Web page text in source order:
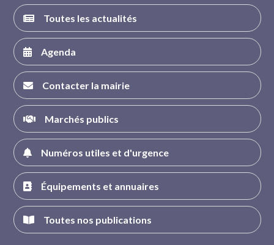
Toutes les actualités
Agenda
Contacter la mairie
Marchés publics
Numéros utiles et d'urgence
Équipements et annuaires
Toutes nos publications